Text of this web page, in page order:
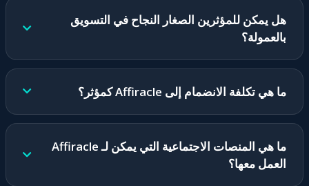
هل يمكن للمؤثرين الصغار النجاح في التسويق
بالعمولة؟
قطعاً! يمكن لأصحاب التأثير الجزئي الذين لديهم جماهير
متفاعلة ومخلصة تحقيق معدلات تحويل أعلى من المؤثرين
الكبار. منصة Affiracle مناسبة لأي حجم جمهور وتوفر أدوات
متقدمة للنمو.
ما هي تكلفة الانضمام إلى Affiracle كمؤثر؟
الانضمام إلى Affiracle مجاني تمامًا. لا توجد رسوم اشتراك ولا
التزامات ولا استثمار مقدما. أنت تكسب فقط على أساس
النجاح الفعلي.
ما هي المنصات الاجتماعية التي يمكن لـ Affiracle
العمل معها؟